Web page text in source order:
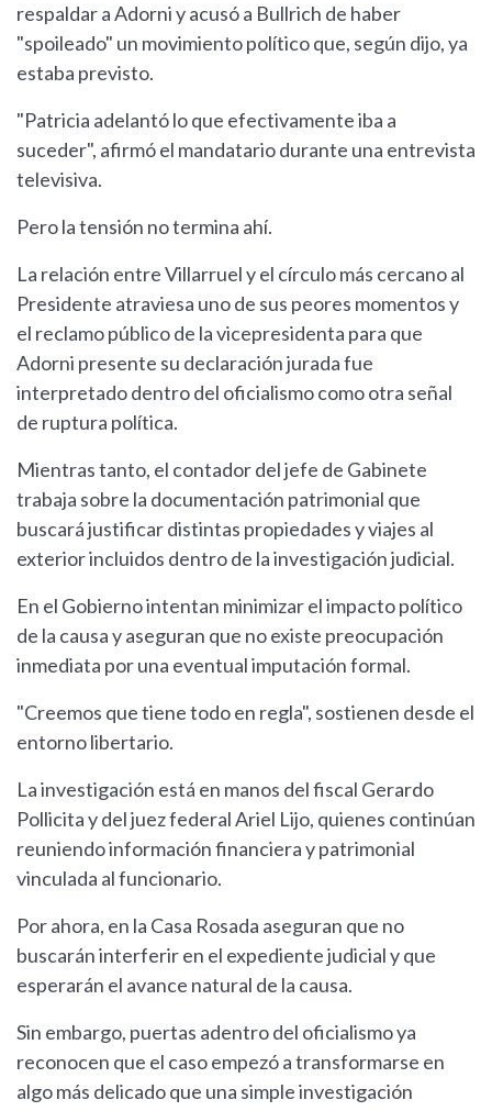
respaldar a Adorni y acusó a Bullrich de haber
"spoileado" un movimiento político que, según dijo, ya
estaba previsto.
"Patricia adelantó lo que efectivamente iba a
suceder", afirmó el mandatario durante una entrevista
televisiva.
Pero la tensión no termina ahí.
La relación entre Villarruel y el círculo más cercano al
Presidente atraviesa uno de sus peores momentos y
el reclamo público de la vicepresidenta para que
Adorni presente su declaración jurada fue
interpretado dentro del oficialismo como otra señal
de ruptura política.
Mientras tanto, el contador del jefe de Gabinete
trabaja sobre la documentación patrimonial que
buscará justificar distintas propiedades y viajes al
exterior incluidos dentro de la investigación judicial.
En el Gobierno intentan minimizar el impacto político
de la causa y aseguran que no existe preocupación
inmediata por una eventual imputación formal.
"Creemos que tiene todo en regla", sostienen desde el
entorno libertario.
La investigación está en manos del fiscal Gerardo
Pollicita y del juez federal Ariel Lijo, quienes continúan
reuniendo información financiera y patrimonial
vinculada al funcionario.
Por ahora, en la Casa Rosada aseguran que no
buscarán interferir en el expediente judicial y que
esperarán el avance natural de la causa.
Sin embargo, puertas adentro del oficialismo ya
reconocen que el caso empezó a transformarse en
algo más delicado que una simple investigación